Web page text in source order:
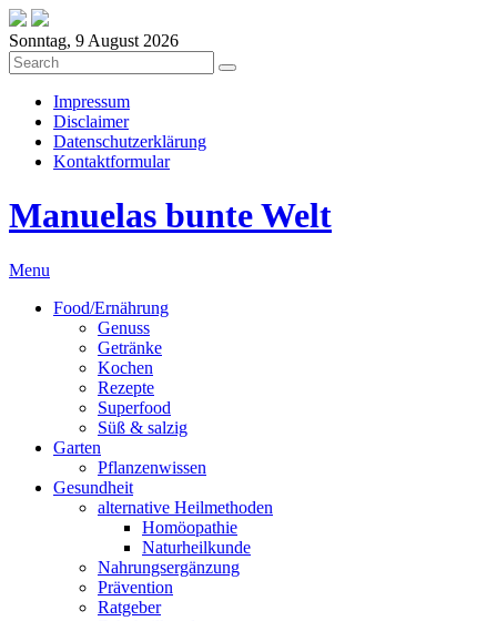
Sonntag, 9 August 2026
Impressum
Disclaimer
Datenschutzerklärung
Kontaktformular
Manuelas bunte Welt
Menu
Food/Ernährung
Genuss
Getränke
Kochen
Rezepte
Superfood
Süß & salzig
Garten
Pflanzenwissen
Gesundheit
alternative Heilmethoden
Homöopathie
Naturheilkunde
Nahrungsergänzung
Prävention
Ratgeber